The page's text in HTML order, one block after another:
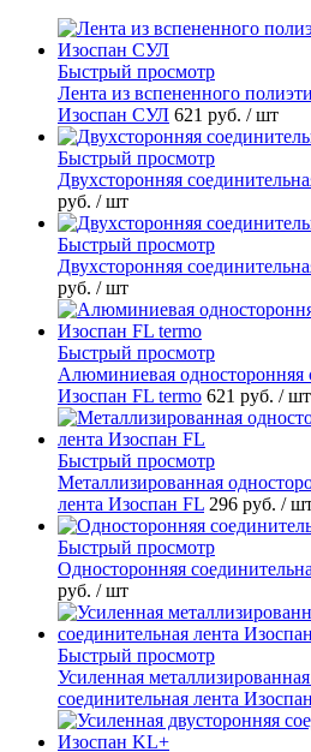
Быстрый просмотр
Лента из вспененного
Изоспан СУЛ 621 руб. / шт
Быстрый просмотр
Двухсторонняя
руб. / шт
Быстрый просмотр
Двухсторонняя
руб. / шт
Быстрый просмотр
Алюминиевая односторонняя
Изоспан FL termo 621 руб. / шт
Быстрый просмотр
Металлизированная
лента Изоспан FL 296 руб. /
Быстрый просмотр
Односторонняя
руб. / шт
Быстрый просмотр
Усиленная
соединительная лента